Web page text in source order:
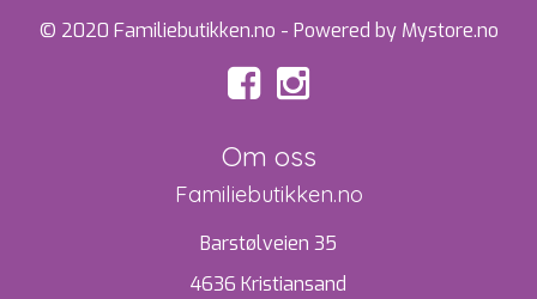
© 2020 Familiebutikken.no - Powered by Mystore.no
Om oss
Familiebutikken.no
Barstølveien 35
4636 Kristiansand